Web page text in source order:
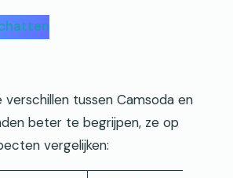
tussen Camsoda en
beter te begrijpen, ze op
vergelijken: